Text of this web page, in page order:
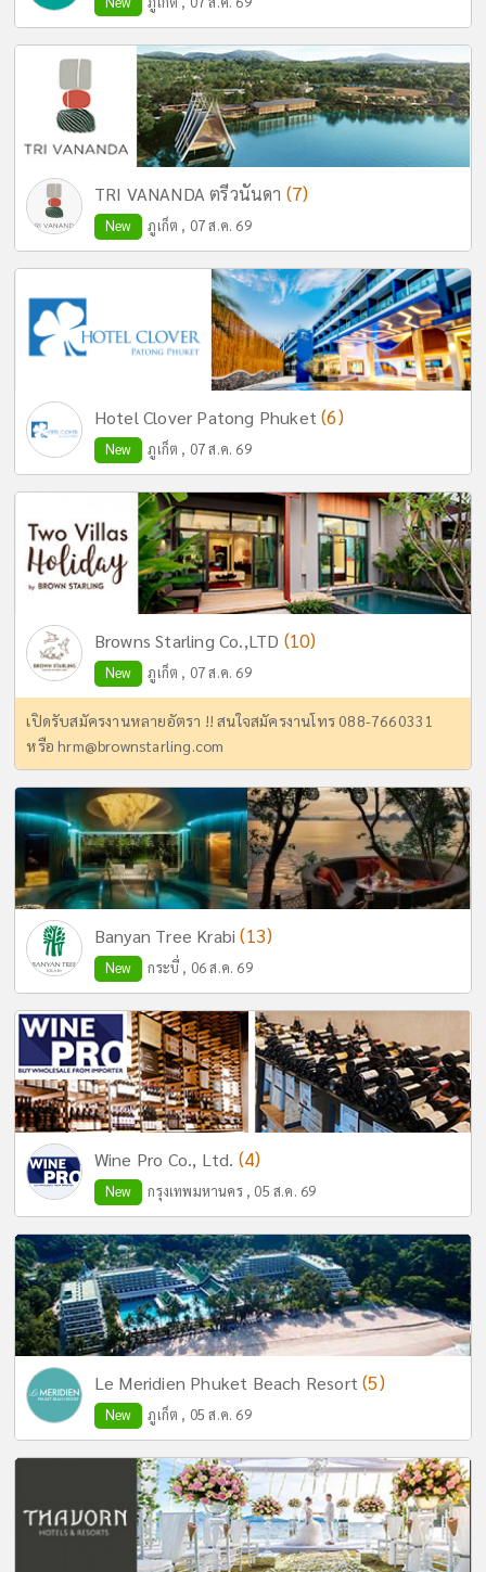
TRI VANANDA ตรีวนันดา (7)
New ภูเก็ต , 07 ส.ค. 69
Hotel Clover Patong Phuket(6)
New ภูเก็ต , 07 ส.ค. 69
Browns Starling Co.,LTD (10)
New ภูเก็ต , 07 ส.ค. 69
เปิดรับสมัครงานหลายอัตรา !! สนใจสมัครงานโทร 088-7660331
หรือhrm@brownstarling.com
Banyan Tree Krabi(13)
New กระบี่ , 06 ส.ค. 69
Wine Pro Co., Ltd. (4)
New กรุงเทพมหานคร , 05 ส.ค. 69
Le Meridien Phuket Beach Resort(5)
New ภูเก็ต , 05 ส.ค. 69